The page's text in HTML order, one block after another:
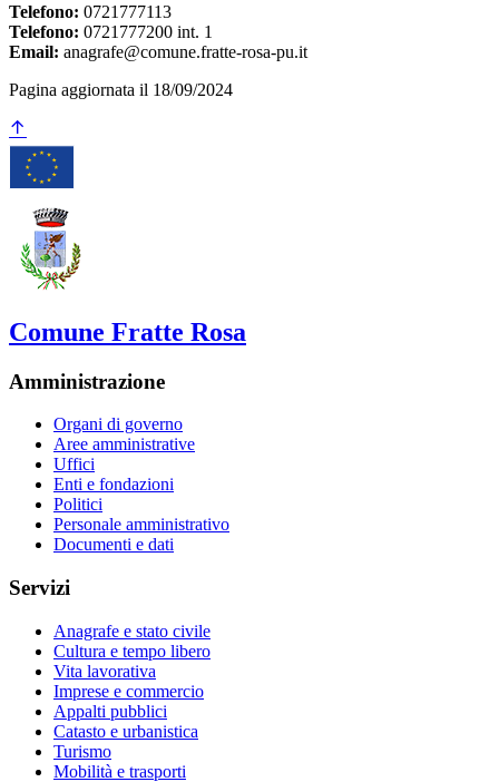
Telefono: 0721777113
Telefono: 0721777200 int. 1
Email: anagrafe@comune.fratte-rosa-pu.it
Pagina aggiornata il 18/09/2024
Comune Fratte Rosa
Amministrazione
Organi di governo
Aree amministrative
Uffici
Enti e fondazioni
Politici
Personale amministrativo
Documenti e dati
Servizi
Anagrafe e stato civile
Cultura e tempo libero
Vita lavorativa
Imprese e commercio
Appalti pubblici
Catasto e urbanistica
Turismo
Mobilità e trasporti